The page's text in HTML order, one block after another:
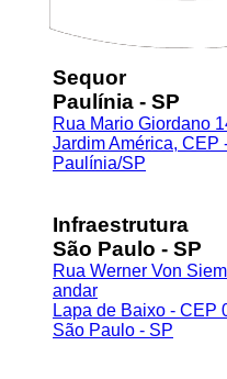
Sequor
Paulínia - SP
Rua Mario Giordano
Jardim América, CEP
Paulínia/SP
Infraestrutura
São Paulo - SP
Rua Werner Von
andar
Lapa de Baixo - CEP
São Paulo - SP